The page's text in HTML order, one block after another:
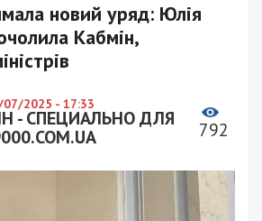
новий уряд: Юлія
Кабмін,
2025 - 17:33
- СПЕЦИАЛЬНО ДЛЯ
792